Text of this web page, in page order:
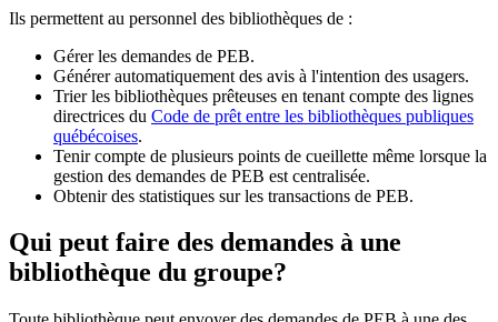
Ils permettent au personnel des bibliothèques de :
Gérer les demandes de PEB.
Générer automatiquement des avis à l'intention des usagers.
Trier les bibliothèques prêteuses en tenant compte des lignes
directrices du Code de prêt entre les bibliothèques publiques
québécoises.
Tenir compte de plusieurs points de cueillette même lorsque la
gestion des demandes de PEB est centralisée.
Obtenir des statistiques sur les transactions de PEB.
Qui peut faire des demandes à une
bibliothèque du groupe?